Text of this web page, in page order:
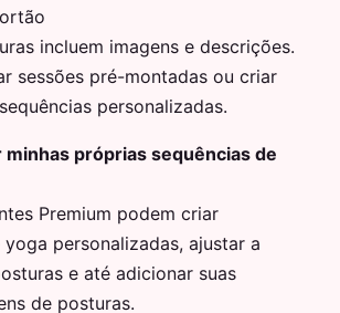
incluem imagens e descrições.
sessões pré-montadas ou criar
personalizadas.
minhas próprias sequências de
Premium podem criar
yoga personalizadas, ajustar a
e até adicionar suas
de posturas.